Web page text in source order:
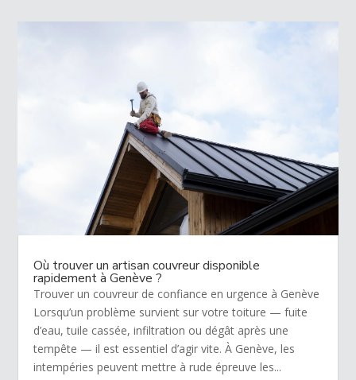
Où trouver un artisan couvreur disponible
rapidement à Genève ?
Trouver un couvreur de confiance en urgence à Genève
Lorsqu’un problème survient sur votre toiture — fuite
d’eau, tuile cassée, infiltration ou dégât après une
tempête — il est essentiel d’agir vite. À Genève, les
intempéries peuvent mettre à rude épreuve les...